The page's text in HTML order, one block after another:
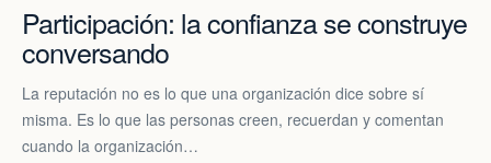
Participación: la confianza se construye
conversando
La reputación no es lo que una organización dice sobre sí
misma. Es lo que las personas creen, recuerdan y comentan
cuando la organización…